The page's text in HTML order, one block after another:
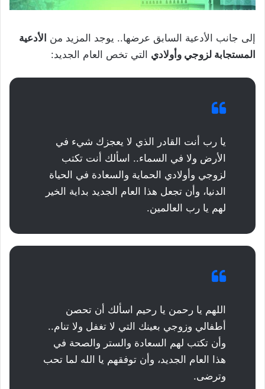
إلى جانب الأدعية السابق عرضها.. يوجد المزيد من الأدعية
المستجابة لزوجي وأولادي التي تخص العام الجديد:
يا رب أنت القادر الذي لا يعجزك شيء في
الأرض ولا في السماء.. اسألك أنت تكتب
لزوجي وأولادي الحماية والسعادة في الحياة
الدنيا، وأن تجعل هذا العام الجديد بداية الخير
لهم يا رب العالمين.
اللهم يا رحمن يا رحيم اسألك أن تحصن
أطفالي وزوجي بعينك التي لا تغفل ولا تنام..
وأن تكتب لهم السعادة والستر والصحة في
هذا العام الجديد، وأن توفقهم يا الله لما تحب
وترضى.